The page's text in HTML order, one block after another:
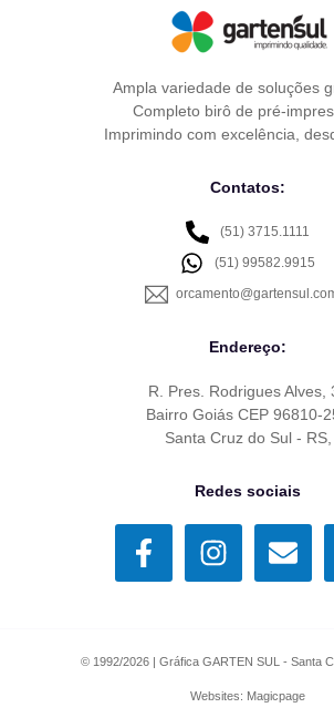
Ampla variedade de soluções
Completo birô de pré-
Imprimindo com excelência,
Contatos:
(51) 3715.1111
(51) 99582.9915
Endereço:
R. Pres. Rodrigues Alves,
Bairro Goiás CEP 96810-
Santa Cruz do Sul - RS,
Redes sociais
© 1992/2026 | Gráfica GARTEN SUL - Santa
Websites: Magicpage